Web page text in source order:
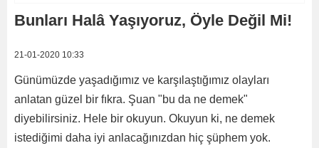
Bunları Halâ Yaşıyoruz, Öyle Değil Mi!
21-01-2020 10:33
Günümüzde yaşadığımız ve karşılaştığımız olayları
anlatan güzel bir fıkra. Şuan "bu da ne demek"
diyebilirsiniz. Hele bir okuyun. Okuyun ki, ne demek
istediğimi daha iyi anlacağınızdan hiç şüphem yok.